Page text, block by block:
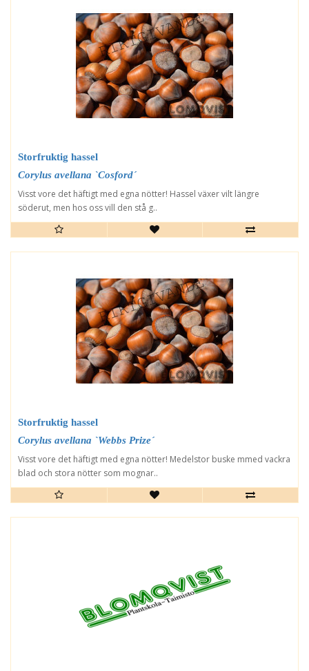
Storfruktig hassel
Corylus avellana `Cosford´
Visst vore det häftigt med egna nötter! Hassel växer vilt längre
söderut, men hos oss vill den stå g..
Storfruktig hassel
Corylus avellana `Webbs Prize´
Visst vore det häftigt med egna nötter! Medelstor buske mmed vackra
blad och stora nötter som mognar..